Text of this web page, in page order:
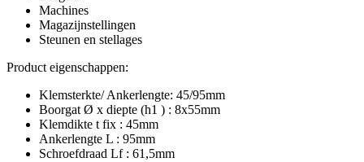
Machines
Magazijnstellingen
Steunen en stellages
Product eigenschappen:
Klemsterkte/ Ankerlengte: 45/95mm
Boorgat Ø x diepte (h1 ) : 8x55mm
Klemdikte t fix : 45mm
Ankerlengte L : 95mm
Schroefdraad Lf : 61,5mm